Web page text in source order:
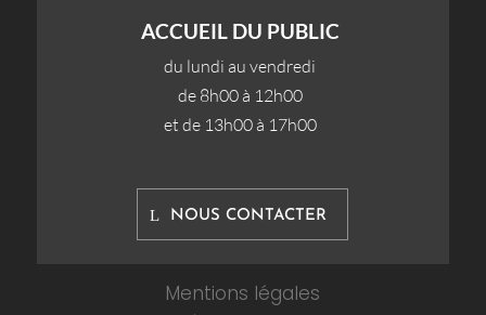
ACCUEIL DU PUBLIC
du lundi au vendredi
de 8h00 à 12h00
et de 13h00 à 17h00
NOUS CONTACTER
Mentions légales